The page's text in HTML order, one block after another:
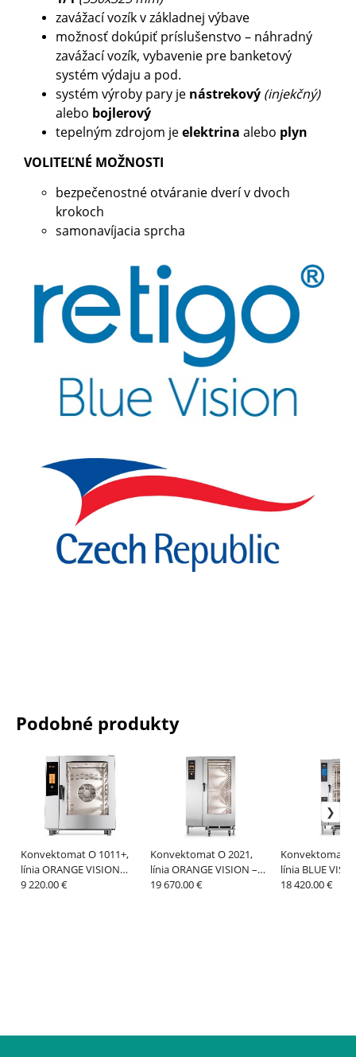
zavážací vozík v základnej výbave
možnosť dokúpiť príslušenstvo – náhradný
zavážací vozík, vybavenie pre banketový
systém výdaju a pod.
systém výroby pary je nástrekový (injekčný)
alebo bojlerový
tepelným zdrojom jeelektrina alebo plyn
VOLITEĽNÉ MOŽNOSTI
bezpečenostné otváranie dverí v dvoch
krokoch
samonavíjacia sprcha
Podobné produkty
Konvektomat O 1011+,
línia ORANGE VISION
PLUS – RETIGO
9 220.00 €
Konvektomat O 2021,
línia ORANGE VISION –
RETIGO
19 670.00 €
Konvektomat B
línia BLUE
RETIGO
18 420.00 €